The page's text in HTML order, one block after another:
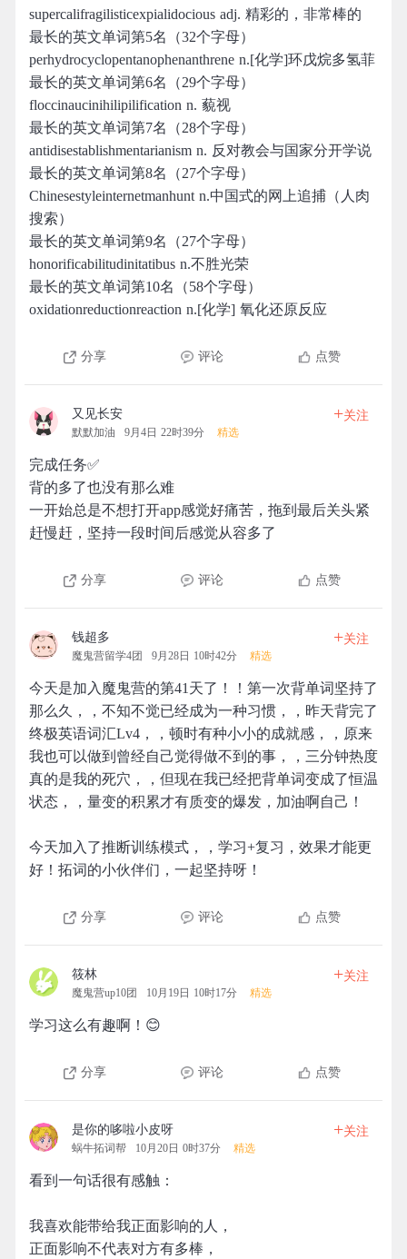
supercalifragilisticexpialidocious adj. 精彩的，非常棒的
最长的英文单词第5名（32个字母）
perhydrocyclopentanophenanthrene n.[化学]环戊烷多氢菲
最长的英文单词第6名（29个字母）
floccinaucinihilipilification n. 藐视
最长的英文单词第7名（28个字母）
antidisestablishmentarianism n. 反对教会与国家分开学说
最长的英文单词第8名（27个字母）
Chinesestyleinternetmanhunt n.中国式的网上追捕（人肉
搜索）
最长的英文单词第9名（27个字母）
honorificabilitudinitatibus n.不胜光荣
最长的英文单词第10名（58个字母）
oxidationreductionreaction n.[化学] 氧化还原反应
分享 评论 点赞
又见长安
默默加油 9月4日 22时39分 精选
+关注
完成任务✅
背的多了也没有那么难
一开始总是不想打开app感觉好痛苦，拖到最后关头紧
赶慢赶，坚持一段时间后感觉从容多了
分享 评论 点赞
钱超多
魔鬼营留学4团 9月28日 10时42分 精选
+关注
今天是加入魔鬼营的第41天了！！第一次背单词坚持了
那么久，，不知不觉已经成为一种习惯，，昨天背完了
终极英语词汇Lv4，，顿时有种小小的成就感，，原来
我也可以做到曾经自己觉得做不到的事，，三分钟热度
真的是我的死穴，，但现在我已经把背单词变成了恒温
状态，，量变的积累才有质变的爆发，加油啊自己！
今天加入了推断训练模式，，学习+复习，效果才能更
好！拓词的小伙伴们，一起坚持呀！
分享 评论 点赞
筱林
魔鬼营up10团 10月19日 10时17分 精选
+关注
学习这么有趣啊！😊
分享 评论 点赞
是你的哆啦小皮呀
蜗牛拓词帮 10月20日 0时37分 精选
+关注
看到一句话很有感触：
我喜欢能带给我正面影响的人，
正面影响不代表对方有多棒，